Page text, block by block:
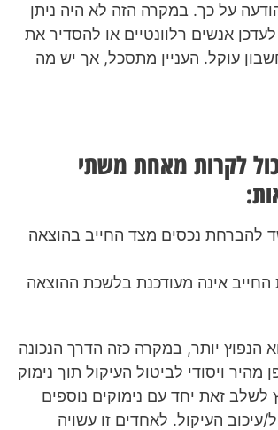
על כך. במקרה הזה לא היה ניתן
אנשים רלוונטיים או להסדיר את
עוקל. העניין מתסכל, אך יש מה
לקרות מאחת משתי
להברחת נכסים מצד החייב בהוצאה
אינה מעודכנת בלשכת ההוצאה
הנפוץ יותר, במקרה כזה הדרך הנכונה
מהיר ויסודי לביטול העיקול תוך נימוק
זאת יחד עם נימוקים נוספים
עיכוב העיקול. לאחדים זו עשויה